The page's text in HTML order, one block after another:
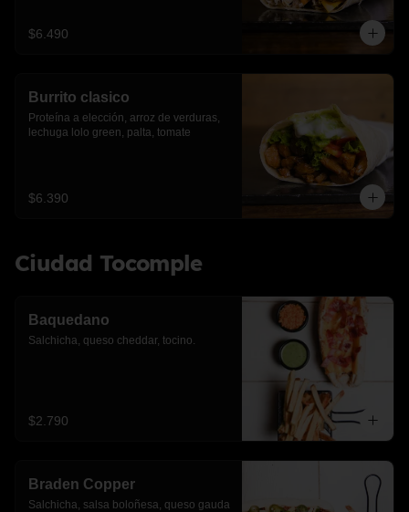
$6.490
Burrito clasico
Proteína a elección, arroz de verduras,
lechuga lolo green, palta, tomate
$6.390
Ciudad Tocomple
Baquedano
Salchicha, queso cheddar, tocino.
$2.790
Braden Copper
Salchicha, salsa boloñesa, queso gauda